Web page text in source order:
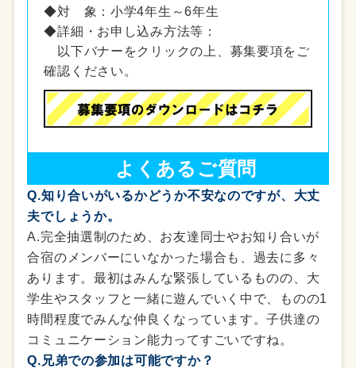
◆対 象：小学4年生～6年生
◆詳細・お申し込み方法等：
以下バナーをクリックの上、募集要項をご
確認ください。
よくあるご質問
Q.知り合いがいるかどうか不安なのですが、大丈
夫でしょうか。
A.完全抽選制のため、お友達同士やお知り合いが
合宿のメンバーにいなかった場合も、過去に多々
あります。最初はみんな緊張しているものの、大
学生やスタッフと一緒に遊んでいく中で、ものの1
時間程度でみんな仲良くなっています。子供達の
コミュニケーション能力ってすごいですね。
Q.兄弟での参加は可能ですか？